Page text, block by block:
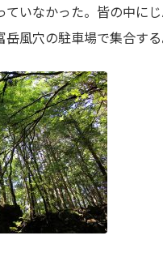
ていなかった。皆の中に
風穴の駐車場で集合する